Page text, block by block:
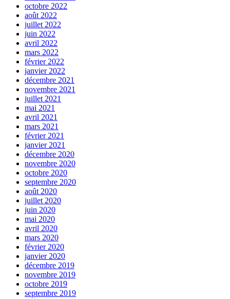
octobre 2022
août 2022
juillet 2022
juin 2022
avril 2022
mars 2022
février 2022
janvier 2022
décembre 2021
novembre 2021
juillet 2021
mai 2021
avril 2021
mars 2021
février 2021
janvier 2021
décembre 2020
novembre 2020
octobre 2020
septembre 2020
août 2020
juillet 2020
juin 2020
mai 2020
avril 2020
mars 2020
février 2020
janvier 2020
décembre 2019
novembre 2019
octobre 2019
septembre 2019